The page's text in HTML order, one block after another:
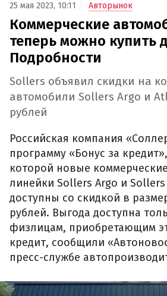
25 мая 2023, 10:11 Авторынок
Коммерческие
теперь можно купить
Подробности
Sollers объявил скидки на
автомобили Sollers Argo и
рублей
Российская компания
программу «Бонус за
которой новые
линейки Sollers Argo и
доступны со скидкой в
рублей. Выгода доступна
физлицам, приобретающим
кредит, сообщили
пресс-службе